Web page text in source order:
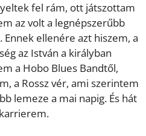
fel rám, ott játszottam
az volt a legnépszerűbb
ellenére azt hiszem, a
az István a királyban
a Hobo Blues Bandtől,
a Rossz vér, ami szerintem
lemeze a mai napig. És hát